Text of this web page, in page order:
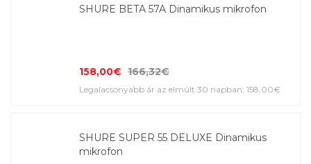
SHURE BETA 57A Dinamikus mikrofon
158,00€ 166,32€
Legalacsonyabb ár az elmúlt 30 napban: 158,00€
SHURE SUPER 55 DELUXE Dinamikus
mikrofon